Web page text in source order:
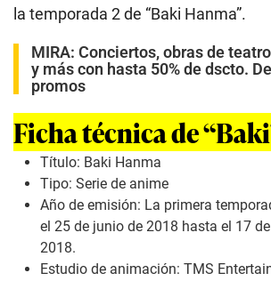
la temporada 2 de “Baki Hanma”.
MIRA: Conciertos, obras de
y más con hasta 50% de dscto.
promos
Ficha técnica de
Título: Baki Hanma
Tipo: Serie de anime
Año de emisión: La primera
el 25 de junio de 2018 hasta el 17
2018.
Estudio de animación: TMS